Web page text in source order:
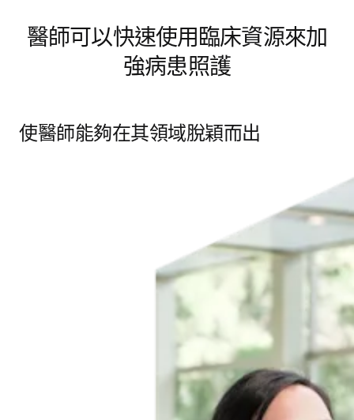
醫師可以快速使用臨床資源來加
強病患照護
使醫師能夠在其領域脫穎而出